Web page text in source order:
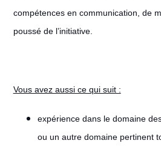
compétences en communication, de
poussé de l’initiative.
Vous avez aussi ce qui suit :
expérience dans le domaine
ou un autre domaine pertinent